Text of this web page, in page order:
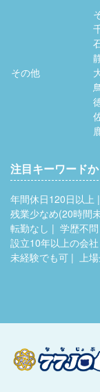
その他
注目キーワード
年間休日120日以上
残業少なめ(20時間
転勤なし
学歴不問
設立10年以上の会社
未経験でも可
上